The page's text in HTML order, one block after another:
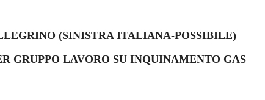
(SINISTRA ITALIANA-POSSIBILE)
GRUPPO LAVORO SU INQUINAMENTO GAS